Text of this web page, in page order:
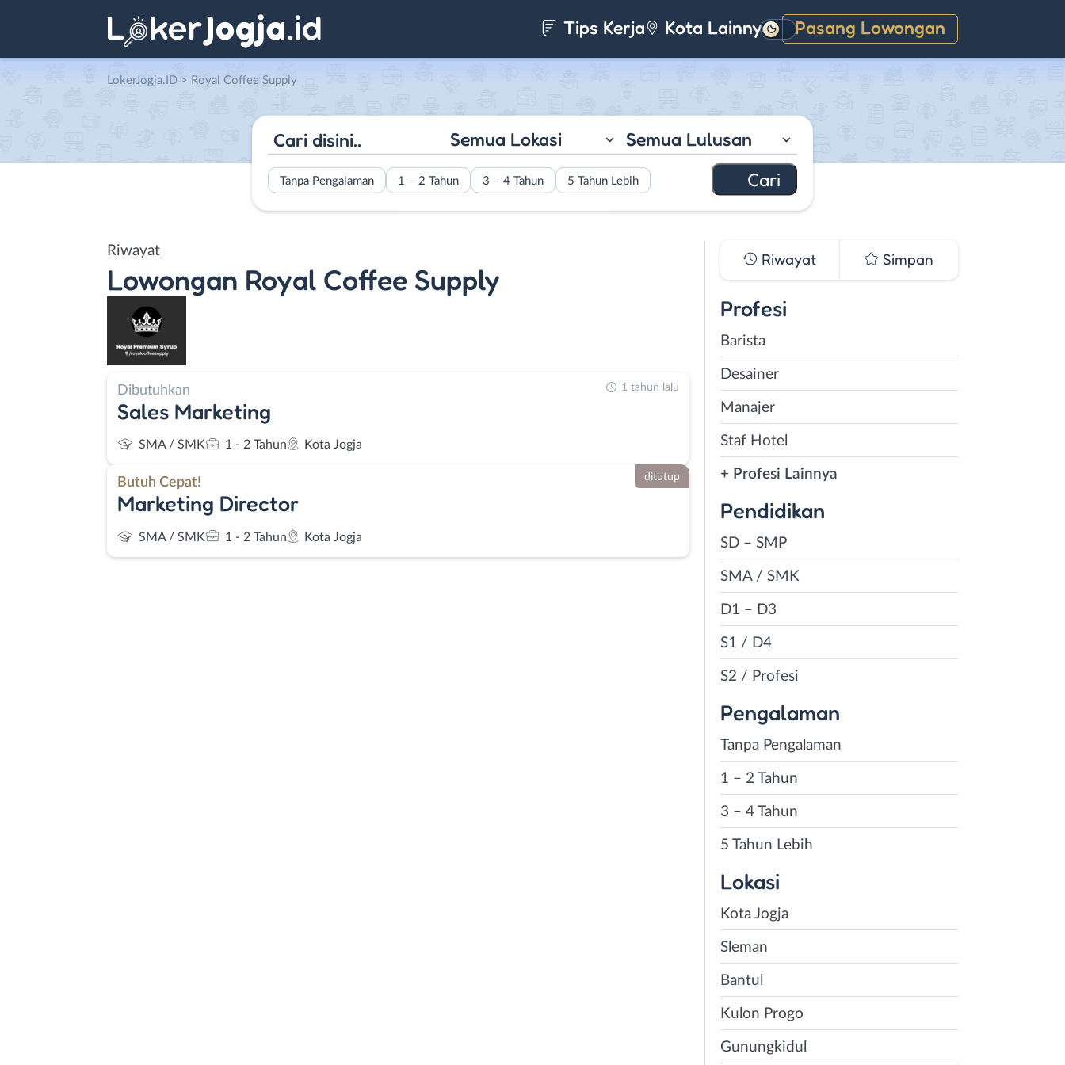
Tips Kerja Kota Lainnya Pasang Lowongan
Gelap
LokerJogja.ID > Royal Coffee Supply
Semua Lokasi Semua Lulusan
Tanpa Pengalaman 1 – 2 Tahun 3 – 4 Tahun 5 Tahun Lebih
Riwayat
Lowongan Royal Coffee Supply
Dibutuhkan
Sales Marketing
SMA / SMK 1 - 2 Tahun Kota Jogja
1 tahun lalu
Butuh Cepat!
Marketing Director
SMA / SMK 1 - 2 Tahun Kota Jogja
ditutup
Riwayat Simpan
Profesi
Barista
Desainer
Manajer
Staf Hotel
+ Profesi Lainnya
Pendidikan
SD – SMP
SMA / SMK
D1 – D3
S1 / D4
S2 / Profesi
Pengalaman
Tanpa Pengalaman
1 – 2 Tahun
3 – 4 Tahun
5 Tahun Lebih
Lokasi
Kota Jogja
Sleman
Bantul
Kulon Progo
Gunungkidul